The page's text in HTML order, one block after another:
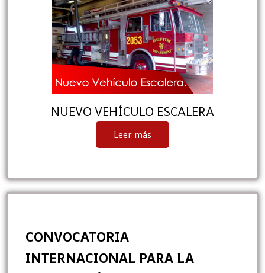
NUEVO VEHÍCULO ESCALERA
Leer más
CONVOCATORIA
INTERNACIONAL PARA LA